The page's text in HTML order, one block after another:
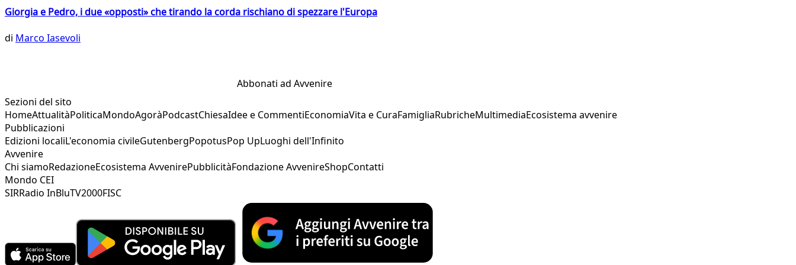
Giorgia e Pedro, i due «opposti» che tirando la corda rischiano di spezzare l'Europa
di Marco Iasevoli
Abbonati ad Avvenire
Sezioni del sito
HomeAttualitàPoliticaMondoAgoràPodcastChiesaIdee e CommentiEconomiaVita e CuraFamigliaRubricheMultimediaEcosistema avvenire
Pubblicazioni
Edizioni localiL'economia civileGutenbergPopotusPop UpLuoghi dell'Infinito
Avvenire
Chi siamoRedazioneEcosistema AvvenirePubblicitàFondazione AvvenireShopContatti
Mondo CEI
SIRRadio InBluTV2000FISC